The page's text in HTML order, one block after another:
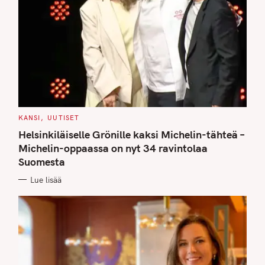
C
T
E
G
O
R
I
S
KANSI UUTISET
Helsinkiläiselle Grönille kaksi Michelin-tähteä –
Michelin-oppaassa on nyt 34 ravintolaa
Suomesta
Lue lisää